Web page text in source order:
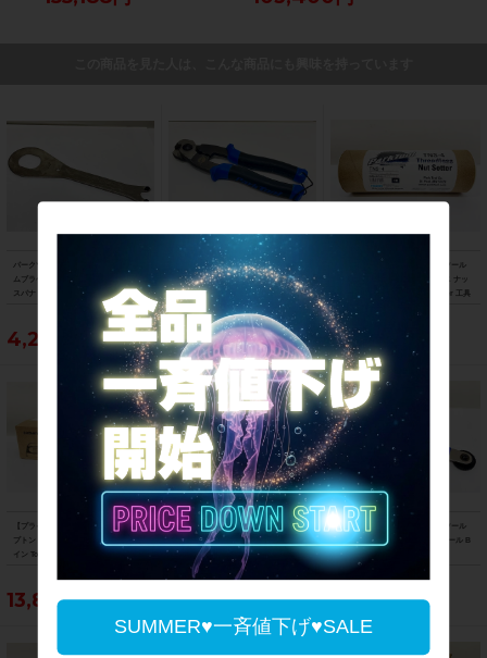
SUMMER♥一斉値下げ♥SALE
パークツール PARK TOOL HCW-4 ボト
ムブラケットレンチ 36mmメガネxピン
スパナ
4,290円
パークツール PARK TOOL CN-10 プロ
フェッショナルケーブルカッター
4,290円
【プライスダウン開始】パークツール
PARK TOOL TNS-4 スレッドレス ナッ
ト セッター Thredless Nut Setter 工具
【お買い得SALE】
6,270円
【プライスダウン開始】超美品 ブロン
プトン BROMPTON ツールキットGラ
イン Toolkit for G Line 携帯工具【お買
13,860円
【プライスダウン開始】パークツール
PARK TOOL スプロケットリムーバー
SR-2 スプロケット取り外し工具【お買
い得SALE】
4,070円
【プライスダウン開始】パークツール
PARKTOOL ボトムブラケットツール B
BT-9 【お買い得SALE】
4,070円